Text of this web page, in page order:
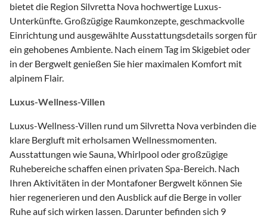
bietet die Region Silvretta Nova hochwertige Luxus-
Unterkünfte. Großzügige Raumkonzepte, geschmackvolle
Einrichtung und ausgewählte Ausstattungsdetails sorgen für
ein gehobenes Ambiente. Nach einem Tag im Skigebiet oder
in der Bergwelt genießen Sie hier maximalen Komfort mit
alpinem Flair.
Luxus-Wellness-Villen
Luxus-Wellness-Villen rund um Silvretta Nova verbinden die
klare Bergluft mit erholsamen Wellnessmomenten.
Ausstattungen wie Sauna, Whirlpool oder großzügige
Ruhebereiche schaffen einen privaten Spa-Bereich. Nach
Ihren Aktivitäten in der Montafoner Bergwelt können Sie
hier regenerieren und den Ausblick auf die Berge in voller
Ruhe auf sich wirken lassen. Darunter befinden sich 9